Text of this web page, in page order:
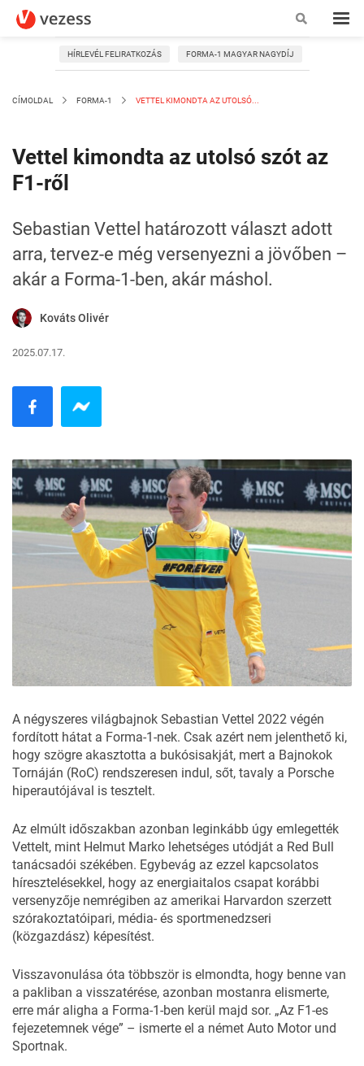
HÍRLEVÉL FELIRATKOZÁS FORMA-1 MAGYAR NAGYDÍJ
CÍMOLDAL FORMA-1 VETTEL KIMONDTA AZ UTOLSÓ...
Vettel kimondta az utolsó szót az
F1-ről
Sebastian Vettel határozott választ adott
arra, tervez-e még versenyezni a jövőben –
akár a Forma-1-ben, akár máshol.
Kováts Olivér
2025.07.17.
A négyszeres világbajnok Sebastian Vettel 2022 végén
fordított hátat a Forma-1-nek. Csak azért nem jelenthető ki,
hogy szögre akasztotta a bukósisakját, mert a Bajnokok
Tornáján (RoC) rendszeresen indul, sőt, tavaly a Porsche
hiperautójával is tesztelt.
Az elmúlt időszakban azonban leginkább úgy emlegették
Vettelt, mint Helmut Marko lehetséges utódját a Red Bull
tanácsadói székében. Egybevág az ezzel kapcsolatos
híresztelésekkel, hogy az energiaitalos csapat korábbi
versenyzője nemrégiben az amerikai Harvardon szerzett
szórakoztatóipari, média- és sportmenedzseri
(közgazdász) képesítést.
Visszavonulása óta többször is elmondta, hogy benne van
a pakliban a visszatérése, azonban mostanra elismerte,
erre már aligha a Forma-1-ben kerül majd sor. „Az F1-es
fejezetemnek vége” – ismerte el a német Auto Motor und
Sportnak.